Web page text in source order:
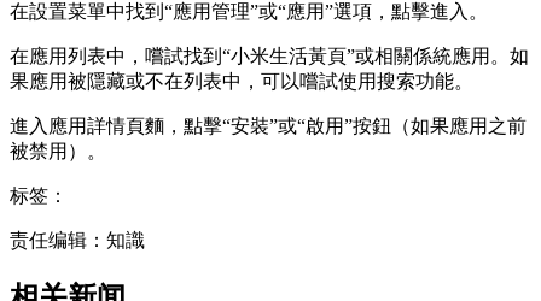
在設置菜單中找到“應用管理”或“應用”選項，點擊進入。
在應用列表中，嚐試找到“小米生活黃頁”或相關係統應用。如
果應用被隱藏或不在列表中，可以嚐試使用搜索功能。
進入應用詳情頁麵，點擊“安裝”或“啟用”按鈕（如果應用之前
被禁用）。
标签：
责任编辑：知識